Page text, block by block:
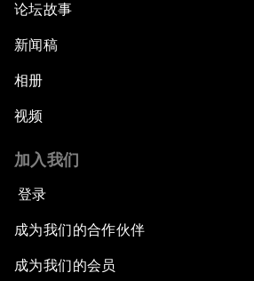
论坛故事
新闻稿
相册
视频
加入我们
登录
成为我们的合作伙伴
成为我们的会员